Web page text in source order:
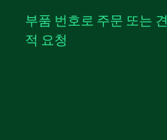
부품 번호로 주문 또는 견
적 요청